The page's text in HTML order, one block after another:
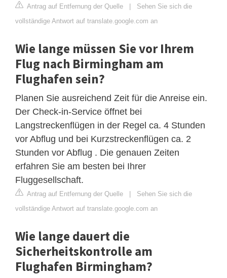
Antrag auf Entfernung der Quelle | Sehen Sie sich die
vollständige Antwort auf translate.google.com an
Wie lange müssen Sie vor Ihrem
Flug nach Birmingham am
Flughafen sein?
Planen Sie ausreichend Zeit für die Anreise ein.
Der Check-in-Service öffnet bei
Langstreckenflügen in der Regel ca. 4 Stunden
vor Abflug und bei Kurzstreckenflügen ca. 2
Stunden vor Abflug . Die genauen Zeiten
erfahren Sie am besten bei Ihrer
Fluggesellschaft.
Antrag auf Entfernung der Quelle | Sehen Sie sich die
vollständige Antwort auf translate.google.com an
Wie lange dauert die
Sicherheitskontrolle am
Flughafen Birmingham?